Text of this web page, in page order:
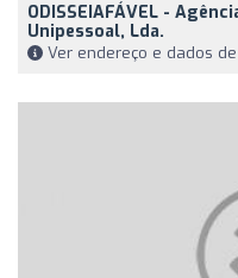
ODISSEIAFÁVEL -
Unipessoal, Lda.
Ver endereço e dados